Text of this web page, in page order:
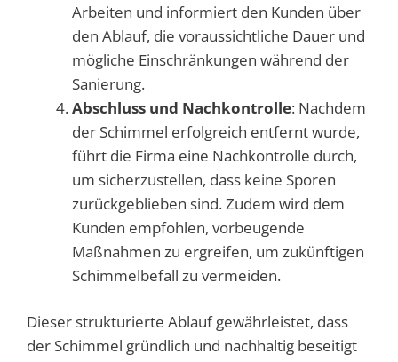
Arbeiten und informiert den Kunden über
den Ablauf, die voraussichtliche Dauer und
mögliche Einschränkungen während der
Sanierung.
Abschluss und Nachkontrolle: Nachdem
der Schimmel erfolgreich entfernt wurde,
führt die Firma eine Nachkontrolle durch,
um sicherzustellen, dass keine Sporen
zurückgeblieben sind. Zudem wird dem
Kunden empfohlen, vorbeugende
Maßnahmen zu ergreifen, um zukünftigen
Schimmelbefall zu vermeiden.
Dieser strukturierte Ablauf gewährleistet, dass
der Schimmel gründlich und nachhaltig beseitigt